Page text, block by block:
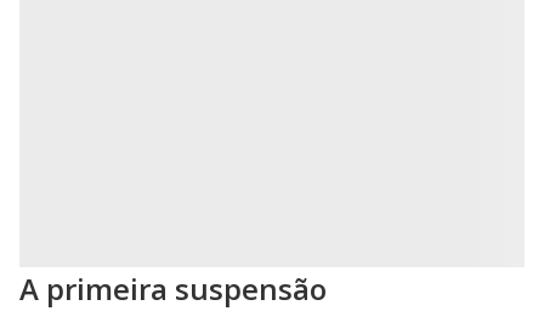
A primeira suspensão